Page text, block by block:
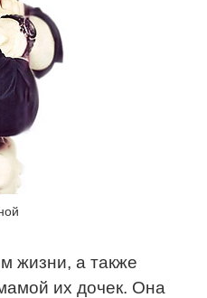
жизни, а также
их дочек. Она